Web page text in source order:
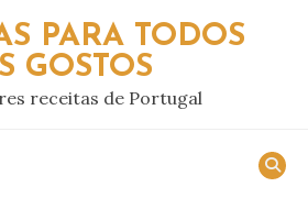
PARA TODOS
GOSTOS
receitas de Portugal